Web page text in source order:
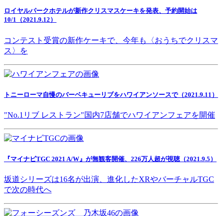
ロイヤルパークホテルが新作クリスマスケーキを発表、予約開始は
10/1（2021.9.12）
コンテスト受賞の新作ケーキで、今年も〈おうちでクリスマ
ス〉を
トニーローマ自慢のバーベキューリブをハワイアンソースで（2021.9.11）
"No.1リブ レストラン"国内7店舗でハワイアンフェアを開催
『マイナビTGC 2021 A/W』が無観客開催、226万人超が視聴（2021.9.5）
坂道シリーズは16名が出演、進化したXRやバーチャルTGC
で次の時代へ